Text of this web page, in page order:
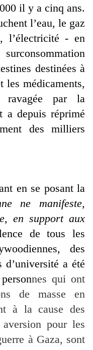
il y a cinq ans.
l’eau, le gaz
l’électricité - en
destinées à
les médicaments,
ravagée par la
a depuis réprimé
des milliers
en se posant la
ne manifeste,
en support aux
de tous les
des
d’université a été
nes qui ont
de masse en
à la cause des
pour les
à Gaza, sont